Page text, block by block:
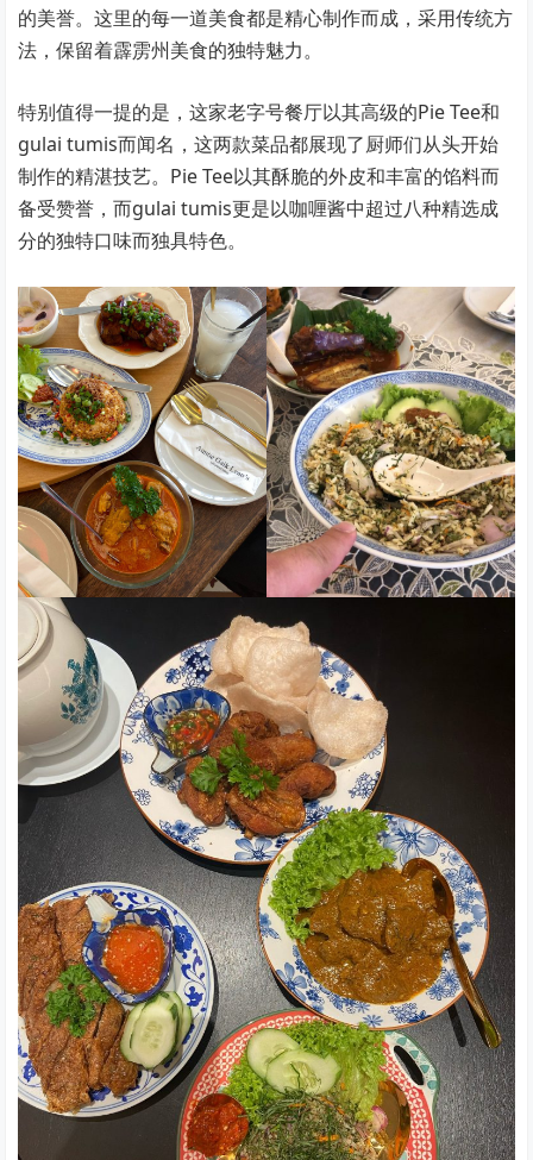
的美誉。这里的每一道美食都是精心制作而成，采用传统方
法，保留着霹雳州美食的独特魅力。
特别值得一提的是，这家老字号餐厅以其高级的Pie Tee和
gulai tumis而闻名，这两款菜品都展现了厨师们从头开始
制作的精湛技艺。Pie Tee以其酥脆的外皮和丰富的馅料而
备受赞誉，而gulai tumis更是以咖喱酱中超过八种精选成
分的独特口味而独具特色。